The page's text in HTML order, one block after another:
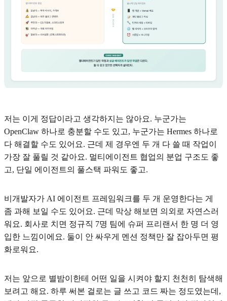
저는 이게 정답이라고 생각하지는 않아요. 누군가는
OpenClaw 하나로 충분할 수도 있고, 누군가는 Hermes 하나로
다 해결할 수도 있어요. 근데 제 경우엔 두 개 다 쓸 때 작업이
가장 잘 풀릴 것 같아요. 멀티에이전트 협업의 분업 구조도 좋
고, 단일 에이전트의 풀스택 파워도 좋고.
비개발자가 AI 에이전트 프레임워크를 두 개 운영한다는 게
좀 과해 보일 수도 있어요. 근데 막상 해보면 의외로 자연스러
워요. 회사로 치면 정규직 7명 팀에 슈퍼 프리랜서 한 명 더 영
입한 느낌이에요. 둘이 안 싸우게 멘션 정책만 잘 잡아두면 평
화로워요.
저는 앞으로 별밤이한테 어떤 일을 시켜야 할지 천천히 탐색해
보려고 해요. 하루 써본 걸로는 글 쓰고 코드 짜는 정도였는데,